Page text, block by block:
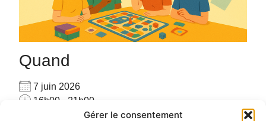
Gérer le consentement
Quand
7 juin 2026
16h00 - 21h00
Ajouter au Calendrier